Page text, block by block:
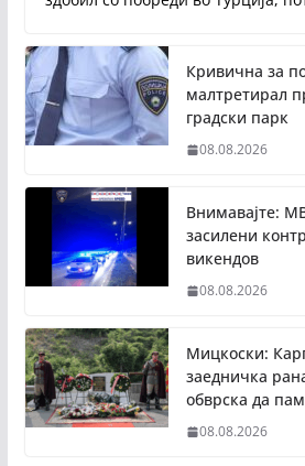
Кривична за
малтретирал
градски парк
08.08.2026
Внимавајте:
засилени
викендов
08.08.2026
Мицкоски:
заедничка
обврска да
08.08.2026